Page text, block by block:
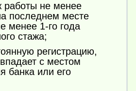
работы не менее
последнем месте
менее 1-го года
стажа;
регистрацию,
с местом
банка или его